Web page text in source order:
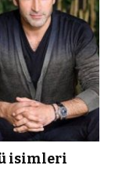
isimleri